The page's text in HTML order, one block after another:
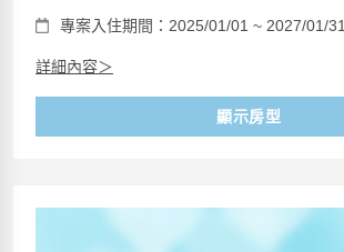
專案入住期間：2025/01/01 ~ 2027/01/31
詳細內容＞
顯示房型